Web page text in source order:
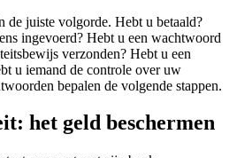
de juiste volgorde. Hebt u betaald?
ingevoerd? Hebt u een wachtwoord
verzonden? Hebt u een
u iemand de controle over uw
bepalen de volgende stappen.
het geld beschermen